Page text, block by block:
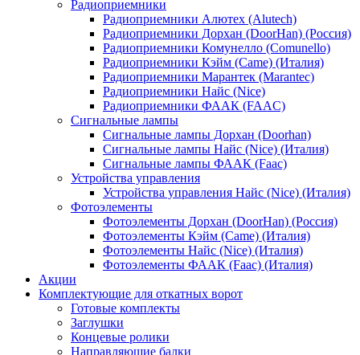
Радиоприемники
Радиоприемники Алютех (Alutech)
Радиоприемники Дорхан (DoorHan) (Россия)
Радиоприемники Комунелло (Comunello)
Радиоприемники Кэйм (Came) (Италия)
Радиоприемники Марантек (Marantec)
Радиоприемники Найс (Nice)
Радиоприемники ФААК (FAAC)
Сигнальные лампы
Сигнальные лампы Дорхан (Doorhan)
Сигнальные лампы Найс (Nice) (Италия)
Сигнальные лампы ФААК (Faac)
Устройства управления
Устройства управления Найс (Nice) (Италия)
Фотоэлементы
Фотоэлементы Дорхан (DoorHan) (Россия)
Фотоэлементы Кэйм (Came) (Италия)
Фотоэлементы Найс (Nice) (Италия)
Фотоэлементы ФААК (Faac) (Италия)
Акции
Комплектующие для откатных ворот
Готовые комплекты
Заглушки
Концевые ролики
Направляющие балки